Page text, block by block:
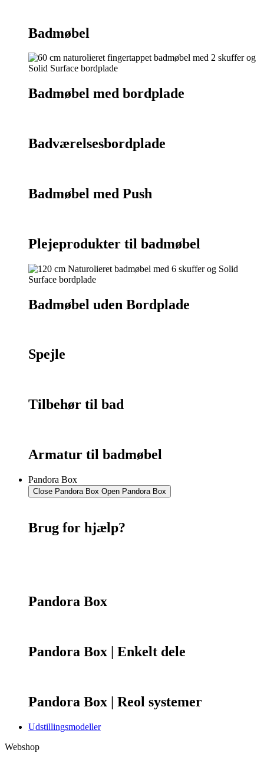
Badmøbel
Badmøbel med bordplade
Badværelsesbordplade
Badmøbel med Push
Plejeprodukter til badmøbel
Badmøbel uden Bordplade
Spejle
Tilbehør til bad
Armatur til badmøbel
Pandora Box
Close Pandora Box Open Pandora Box
Brug for hjælp?
Pandora Box
Pandora Box | Enkelt dele
Pandora Box | Reol systemer
Udstillingsmodeller
Webshop